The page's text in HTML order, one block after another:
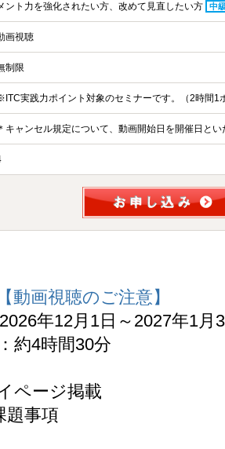
ント力を強化されたい方、改めて見直したい方
中
画視聴
制限
実践力ポイント対象のセミナーです。（2時間1
キャンセル規定について、動画開始日を開催日とい
【動画視聴のご注意】
年12月1日～2027年1月
約4時間30分
ページ掲載
題事項